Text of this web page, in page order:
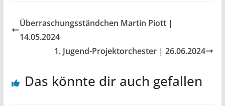
Überraschungsständchen Martin Piott |
14.05.2024
1. Jugend-Projektorchester | 26.06.2024
Das könnte dir auch gefallen